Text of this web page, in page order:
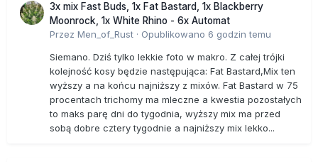
3x mix Fast Buds, 1x Fat Bastard, 1x Blackberry
Moonrock, 1x White Rhino - 6x Automat
Przez Men_of_Rust · Opublikowano 6 godzin temu
Siemano. Dziś tylko lekkie foto w makro. Z całej trójki
kolejność kosy będzie następująca: Fat Bastard,Mix ten
wyższy a na końcu najniższy z mixów. Fat Bastard w 75
procentach trichomy ma mleczne a kwestia pozostałych
to maks parę dni do tygodnia, wyższy mix ma przed
sobą dobre cztery tygodnie a najniższy mix lekko...